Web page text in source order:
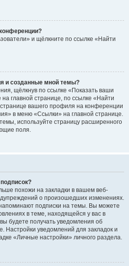
и щёлкните по ссылке «Найти
и созданные мной темы?
щёлкнув по ссылке «Показать ваши
главной странице, по ссылке «Найти
вашего профиля на конференции
в меню «Ссылки» на главной странице.
используйте страницу расширенного
поля.
похожи на закладки в вашем веб-
о произошедших изменениях.
подписки на темы. Вы можете
в теме, находящейся у вас в
будете получать уведомления об
Настройки уведомлений для закладок и
«Личные настройки» личного раздела.